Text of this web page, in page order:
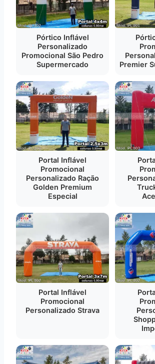
Pórtico Inflável
Personalizado
Promocional São Pedro
Supermercado
Premier
Portal Inflável
Promocional
Personalizado Ração
Golden Premium
Especial
Portal Inflável
Promocional
Personalizado Strava